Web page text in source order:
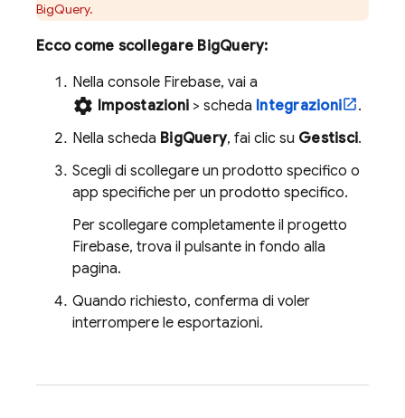
BigQuery.
Ecco come scollegare BigQuery:
Nella console Firebase, vai a
settings Impostazioni > scheda Integrazioni
.
Nella scheda BigQuery, fai clic su Gestisci.
Scegli di scollegare un prodotto specifico o
app specifiche per un prodotto specifico.
Per scollegare completamente il progetto
Firebase, trova il pulsante in fondo alla
pagina.
Quando richiesto, conferma di voler
interrompere le esportazioni.